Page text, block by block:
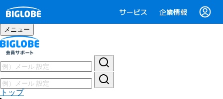
サービス 企業情報
メニュー
トップ